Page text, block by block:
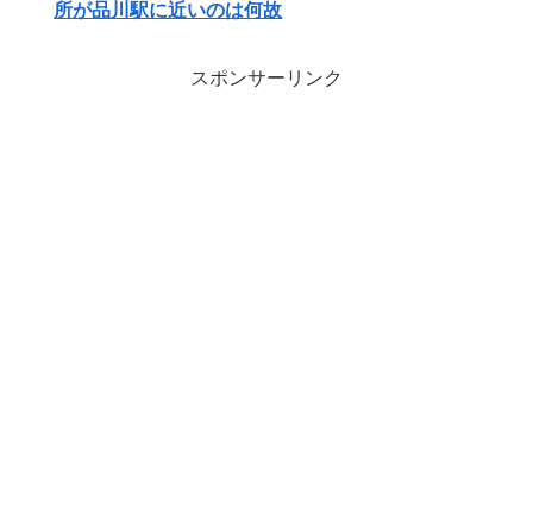
所が品川駅に近いのは何故
スポンサーリンク